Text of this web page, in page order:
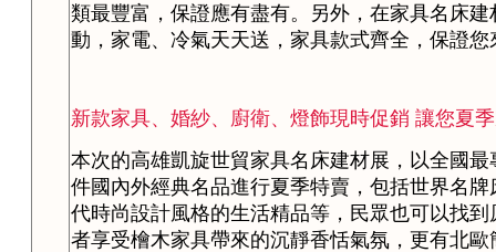
類最豐富，保證應有盡有。另外，在家具名床
動，家電、冷氣天天送，家具款式齊全，保證
新款家具、婚紗、廚衛、燈飾現時促銷 讓您夏
本次的高雄凱旋世貿家具名床建材展，以全國
件國內外經典名品進行夏季特賣，包括世界名
代時尚設計風格的生活精品等，民眾也可以找
者享受檜木家具帶來的沉靜香恬氣氛，更有北